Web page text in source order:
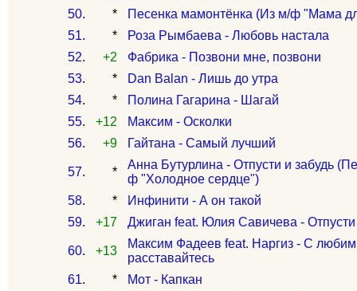
50. *
Песенка мамонтёнка (Из м/ф "Мама
51. *
Роза Рымбаева - Любовь настала
52. +2
Фабрика - Позвони мне, позвони
53. *
Dan Balan - Лишь до утра
54. *
Полина Гагарина - Шагай
55. +12
Максим - Осколки
56. +9 Гайтана - Самый лучший
57. *
Анна Бутурлина - Отпусти и забудь
ф "Холодное сердце")
58. *
Инфинити - А он такой
59. +17 Джиган feat. Юлия Савичева - Отпусти
60. +13
Максим Фадеев feat. Наргиз - С
расставайтесь
61. *
Мот - Капкан